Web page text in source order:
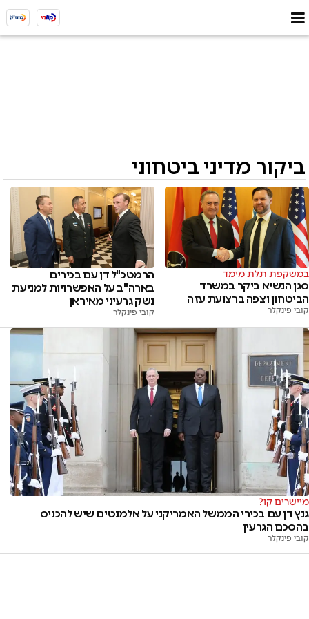
ביקור מדיני ביטחוני
במשקפת תלת מימד
סגן הנשיא ביקר במשרד
הביטחון וצפה ברצועת עזה
קובי פינקלר
הרמטכ"ל דן עם בכירים
בארה"ב על האפשרויות למניעת
נשק גרעיני מאיראן
קובי פינקלר
מיישרים קו?
גנץ דן עם בכירי הממשל האמריקני על אלמנטים שיש להכניס
בהסכם הגרעין
קובי פינקלר